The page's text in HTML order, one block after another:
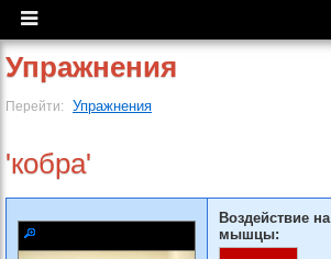
Упражнения
Перейти: Упражнения
'кобра'
Воздействие на
мышцы: